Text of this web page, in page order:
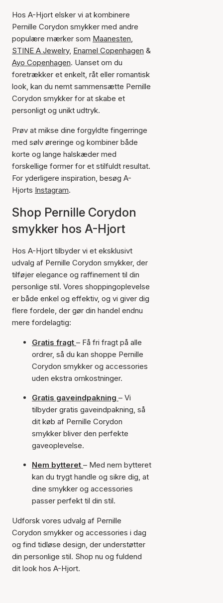
Hos A-Hjort elsker vi at kombinere
Pernille Corydon smykker med andre
populære mærker som Maanesten,
STINE A Jewelry, Enamel Copenhagen &
Ayo Copenhagen. Uanset om du
foretrækker et enkelt, råt eller romantisk
look, kan du nemt sammensætte Pernille
Corydon smykker for at skabe et
personligt og unikt udtryk.
Prøv at mikse dine forgyldte fingerringe
med sølv øreringe og kombiner både
korte og lange halskæder med
forskellige former for et stilfuldt resultat.
For yderligere inspiration, besøg A-
Hjorts Instagram.
Shop Pernille Corydon
smykker hos A-Hjort
Hos A-Hjort tilbyder vi et eksklusivt
udvalg af Pernille Corydon smykker, der
tilføjer elegance og raffinement til din
personlige stil. Vores shoppingoplevelse
er både enkel og effektiv, og vi giver dig
flere fordele, der gør din handel endnu
mere fordelagtig:
Gratis fragt – Få fri fragt på alle
ordrer, så du kan shoppe Pernille
Corydon smykker og accessories
uden ekstra omkostninger.
Gratis gaveindpakning – Vi
tilbyder gratis gaveindpakning, så
dit køb af Pernille Corydon
smykker bliver den perfekte
gaveoplevelse.
Nem bytteret – Med nem bytteret
kan du trygt handle og sikre dig, at
dine smykker og accessories
passer perfekt til din stil.
Udforsk vores udvalg af Pernille
Corydon smykker og accessories i dag
og find tidløse design, der understøtter
din personlige stil. Shop nu og fuldend
dit look hos A-Hjort.